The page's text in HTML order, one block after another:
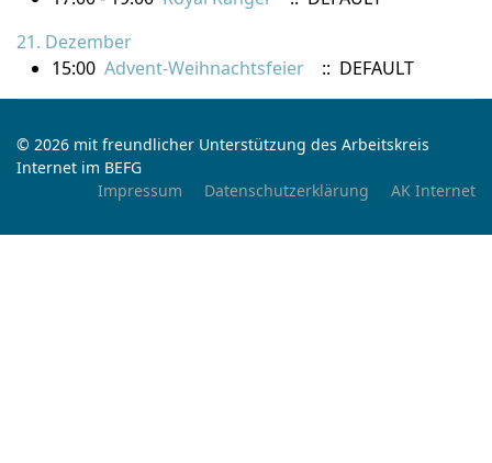
21. Dezember
15:00 Advent-Weihnachtsfeier :: DEFAULT
© 2026 mit freundlicher Unterstützung des Arbeitskreis
Internet im BEFG
Impressum
Datenschutzerklärung AK Internet